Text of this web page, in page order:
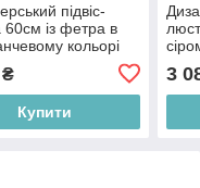
підвіс-
60см із фетра в
кольорі
Купити
3